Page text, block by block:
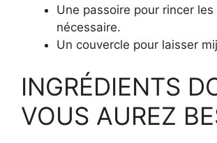
Une passoire pour rincer les
nécessaire.
Un couvercle pour laisser
INGRÉDIENTS
VOUS AUREZ